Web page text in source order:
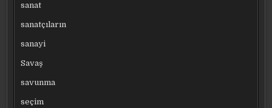
sanat
sanatçıların
sanayi
Savaş
savunma
seçim